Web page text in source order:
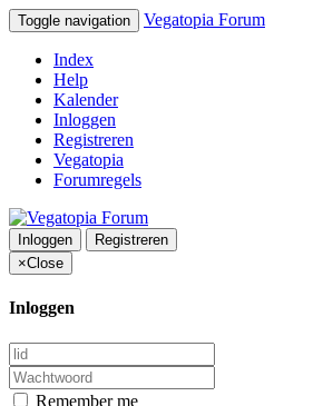
Toggle navigation Vegatopia Forum
Index
Help
Kalender
Inloggen
Registreren
Vegatopia
Forumregels
Inloggen
Registreren
×Close
Inloggen
Remember me